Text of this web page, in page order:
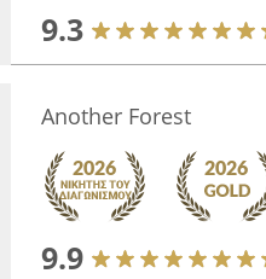
9.3
Another Forest
9.9